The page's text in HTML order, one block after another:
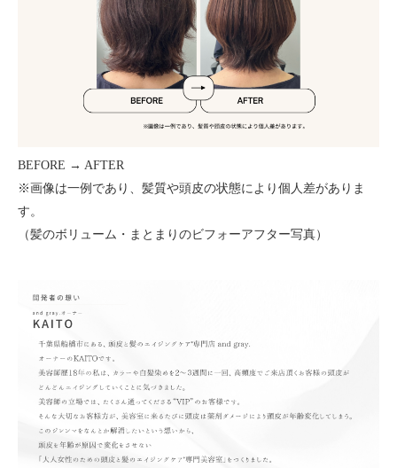
BEFORE → AFTER
※画像は一例であり、髪質や頭皮の状態により個人差がありま
す。
（髪のボリューム・まとまりのビフォーアフター写真）